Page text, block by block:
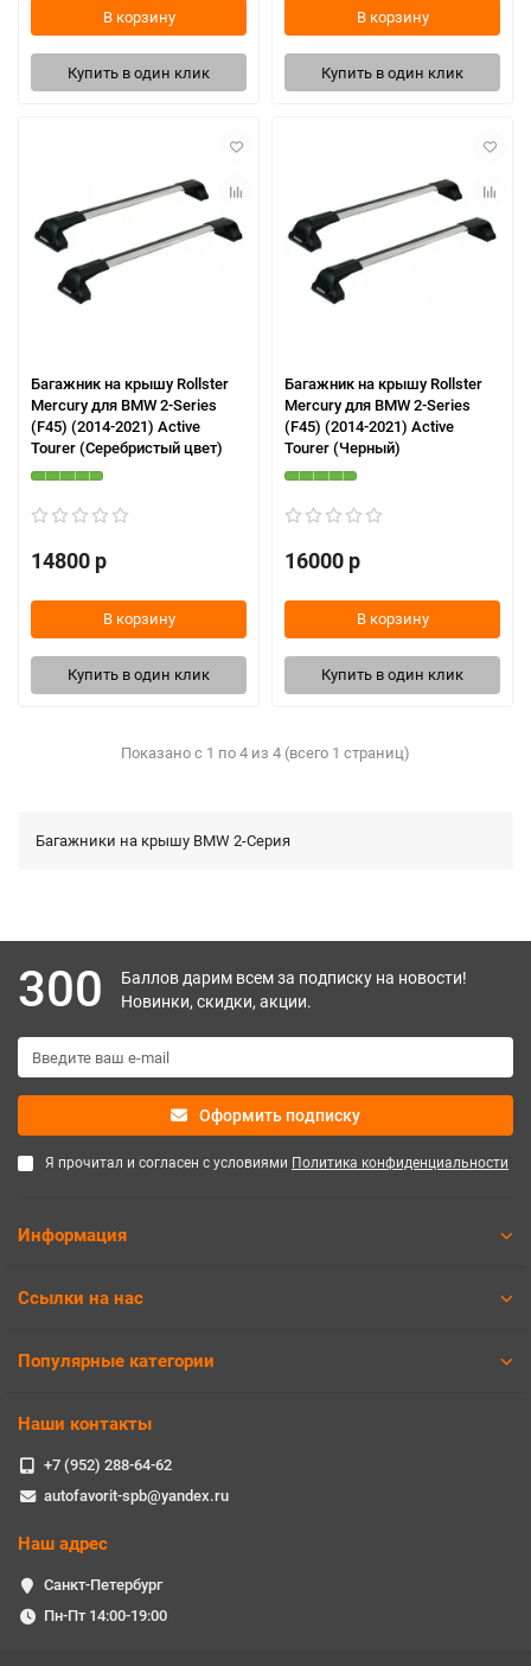
В корзину
Купить в один клик
В корзину
Купить в один клик
Багажник на крышу Rollster
Mercury для BMW 2-Series
(F45) (2014-2021) Active
Tourer (Серебристый цвет)
14800 р
В корзину
Купить в один клик
Багажник на крышу Rollster
Mercury для BMW 2-Series
(F45) (2014-2021) Active
Tourer (Черный)
16000 р
В корзину
Купить в один клик
Показано с 1 по 4 из 4 (всего 1 страниц)
Багажники на крышу BMW 2-Серия
300
Баллов дарим всем за подписку на новости!
Новинки, скидки, акции.
Оформить подписку
Я прочитал и согласен с условиями Политика конфиденциальности
Информация
Ссылки на нас
Популярные категории
Наши контакты
+7 (952) 288-64-62
autofavorit-spb@yandex.ru
Наш адрес
Санкт-Петербург
Пн-Пт 14:00-19:00